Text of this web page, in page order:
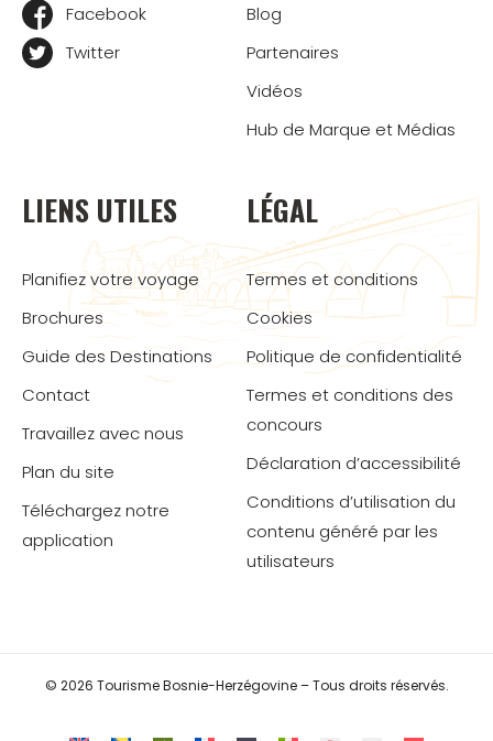
Facebook
Twitter
Blog
Partenaires
Vidéos
Hub de Marque et Médias
LIENS UTILES
Planifiez votre voyage
Brochures
Guide des Destinations
Contact
Travaillez avec nous
Plan du site
Téléchargez notre
application
LÉGAL
Termes et conditions
Cookies
Politique de confidentialité
Termes et conditions des
concours
Déclaration d’accessibilité
Conditions d’utilisation du
contenu généré par les
utilisateurs
© 2026 Tourisme Bosnie-Herzégovine – Tous droits réservés.